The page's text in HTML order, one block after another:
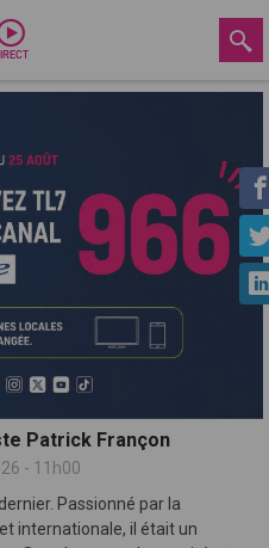
Patrick Françon
- 11h00
Passionné par la
internationale, il était un